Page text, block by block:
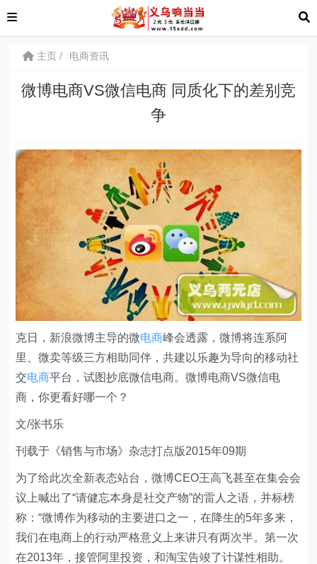
主页 电商资讯
微博电商VS微信电商 同质化下的差别竞
争
克日，新浪微博主导的微电商峰会透露，微博将连系阿
里、微卖等级三方相助同伴，共建以乐趣为导向的移动社
交电商平台，试图抄底微信电商。微博电商VS微信电
商，你更看好哪一个？
文/张书乐
刊载于《销售与市场》杂志打点版2015年09期
为了给此次全新表态站台，微博CEO王高飞甚至在集会会
议上喊出了“请健忘本身是社交产物”的雷人之语，并标榜
称：“微博作为移动的主要进口之一，在降生的5年多来，
我们在电商上的行动严格意义上来讲只有两次半。第一次
在2013年，接管阿里投资，和淘宝告竣了计谋性相助。